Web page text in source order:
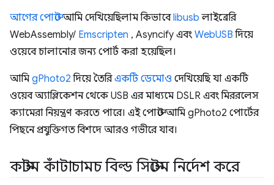
আগের পোস্টেআমি দেখিয়েছিলাম কিভাবেlibusb লাইব্রেরি
WebAssembly/ Emscripten , Asyncify এবং WebUSB দিয়ে
ওয়েবে চালানোর জন্য পোর্ট করা হয়েছিল।
আমি gPhoto2 দিয়ে তৈরিএকটি ডেমোও দেখিয়েছি যা একটি
ওয়েব অ্যাপ্লিকেশন থেকে USB এর মাধ্যমে DSLR এবং মিররলেস
ক্যামেরা নিয়ন্ত্রণ করতে পারে। এই পোস্টে আমি gPhoto2 পোর্টের
পিছনে প্রযুক্তিগত বিশদে আরও গভীরে যাব।
কাস্টম কাঁটাচামচ বিল্ড সিস্টেম নির্দেশ করে